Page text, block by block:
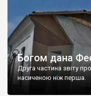
Богом дана
Друга частина звіту
насиченою ніж перша.